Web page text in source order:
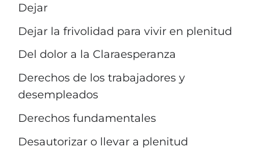
Dejar
Dejar la frivolidad para vivir en plenitud
Del dolor a la Claraesperanza
Derechos de los trabajadores y
desempleados
Derechos fundamentales
Desautorizar o llevar a plenitud